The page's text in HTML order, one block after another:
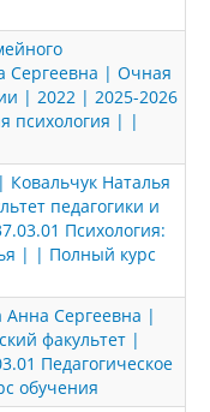
Сергеевна | Очная
| 2022 | 2025-2026
психология | |
Ковальчук Наталья
педагогики и
Психология:
| | Полный курс
Сергеевна |
факультет |
Педагогическое
обучения